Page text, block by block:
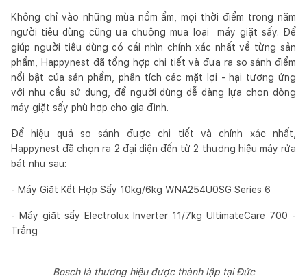
Không chỉ vào những mùa nồm ẩm, mọi thời điểm trong năm
người tiêu dùng cũng ưa chuộng mua loại máy giặt sấy. Để
giúp người tiêu dùng có cái nhìn chính xác nhất về từng sản
phẩm, Happynest đã tổng hợp chi tiết và đưa ra so sánh điểm
nổi bật của sản phẩm, phân tích các mặt lợi - hại tương ứng
với nhu cầu sử dụng, để người dùng dễ dàng lựa chọn dòng
máy giặt sấy phù hợp cho gia đình.
Để hiệu quả so sánh được chi tiết và chính xác nhất,
Happynest đã chọn ra 2 đại diện đến từ 2 thương hiệu máy rửa
bát như sau:
- Máy Giặt Kết Hợp Sấy 10kg/6kg WNA254U0SG Series 6
- Máy giặt sấy Electrolux Inverter 11/7kg UltimateCare 700 -
Trắng
Bosch là thương hiệu được thành lập tại Đức